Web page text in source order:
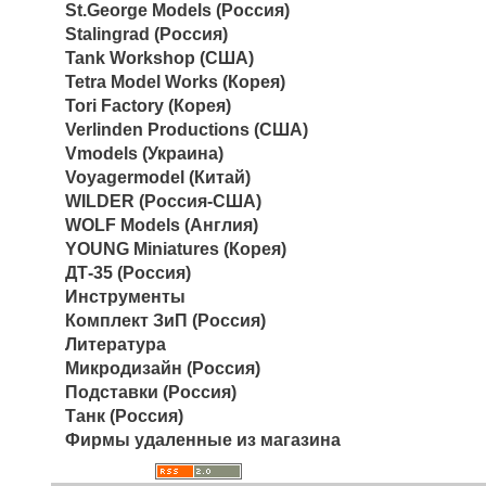
St.George Models (Россия)
Stalingrad (Россия)
Tank Workshop (США)
Tetra Model Works (Корея)
Tori Factory (Корея)
Verlinden Productions (США)
Vmodels (Украина)
Voyagermodel (Китай)
WILDER (Россия-США)
WOLF Models (Англия)
YOUNG Miniatures (Корея)
ДТ-35 (Россия)
Инструменты
Комплект ЗиП (Россия)
Литература
Микродизайн (Россия)
Подставки (Россия)
Танк (Россия)
Фирмы удаленные из магазина